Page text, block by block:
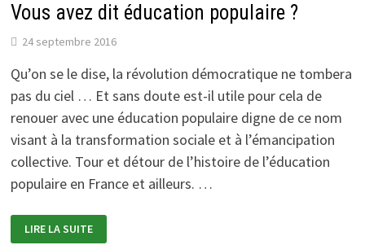
S’INVENTE »
Vous avez dit éducation populaire ?
24 septembre 2016
Qu’on se le dise, la révolution démocratique ne tombera
pas du ciel … Et sans doute est-il utile pour cela de
renouer avec une éducation populaire digne de ce nom
visant à la transformation sociale et à l’émancipation
collective. Tour et détour de l’histoire de l’éducation
populaire en France et ailleurs. …
AVEZ
LIRE LA SUITE